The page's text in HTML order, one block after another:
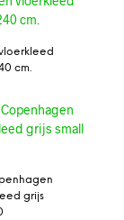
cm.
grijs